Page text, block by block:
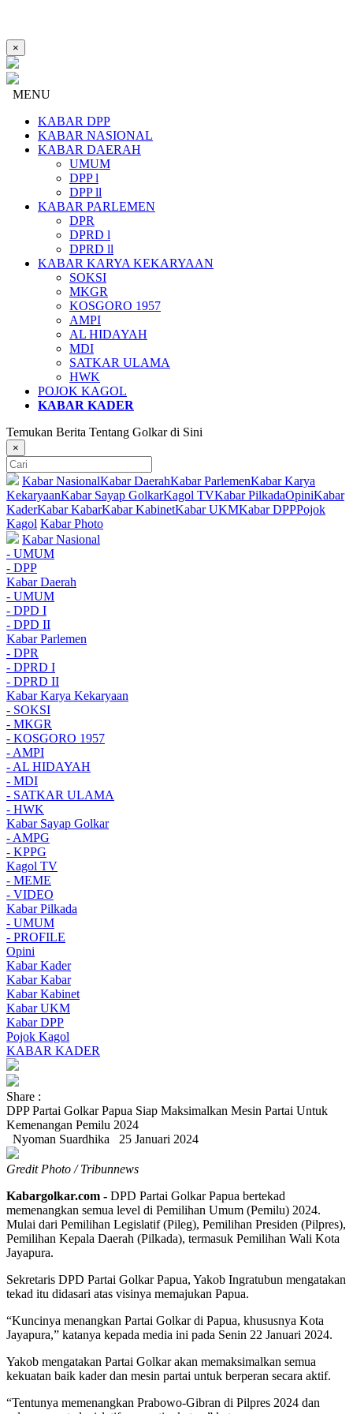
×
MENU
KABAR DPP
KABAR NASIONAL
KABAR DAERAH
UMUM
DPP l
DPP ll
KABAR PARLEMEN
DPR
DPRD l
DPRD ll
KABAR KARYA KEKARYAAN
SOKSI
MKGR
KOSGORO 1957
AMPI
AL HIDAYAH
MDI
SATKAR ULAMA
HWK
POJOK KAGOL
KABAR KADER
Temukan Berita Tentang Golkar di Sini
×
Kabar NasionalKabar DaerahKabar ParlemenKabar Karya
KekaryaanKabar Sayap GolkarKagol TVKabar PilkadaOpiniKabar
KaderKabar KabarKabar KabinetKabar UKMKabar DPPPojok
Kagol Kabar Photo
Kabar Nasional
- UMUM
- DPP
Kabar Daerah
- UMUM
- DPD I
- DPD II
Kabar Parlemen
- DPR
- DPRD I
- DPRD II
Kabar Karya Kekaryaan
- SOKSI
- MKGR
- KOSGORO 1957
- AMPI
- AL HIDAYAH
- MDI
- SATKAR ULAMA
- HWK
Kabar Sayap Golkar
- AMPG
- KPPG
Kagol TV
- MEME
- VIDEO
Kabar Pilkada
- UMUM
- PROFILE
Opini
Kabar Kader
Kabar Kabar
Kabar Kabinet
Kabar UKM
Kabar DPP
Pojok Kagol
KABAR KADER
Share :
DPP Partai Golkar Papua Siap Maksimalkan Mesin Partai Untuk
Kemenangan Pemilu 2024
Nyoman Suardhika
25 Januari 2024
Gredit Photo / Tribunnews
Kabargolkar.com - DPD Partai Golkar Papua bertekad
memenangkan semua level di Pemilihan Umum (Pemilu) 2024.
Mulai dari Pemilihan Legislatif (Pileg), Pemilihan Presiden (Pilpres),
Pemilihan Kepala Daerah (Pilkada), termasuk Pemilihan Wali Kota
Jayapura.
Sekretaris DPD Partai Golkar Papua, Yakob Ingratubun mengatakan
tekad itu didasari atas visinya memajukan Papua.
“Kuncinya menangkan Partai Golkar di Papua, khususnya Kota
Jayapura,” katanya kepada media ini pada Senin 22 Januari 2024.
Yakob mengatakan Partai Golkar akan memaksimalkan semua
kekuatan baik kader dan mesin partai untuk berperan secara aktif.
“Tentunya memenangkan Prabowo-Gibran di Pilpres 2024 dan